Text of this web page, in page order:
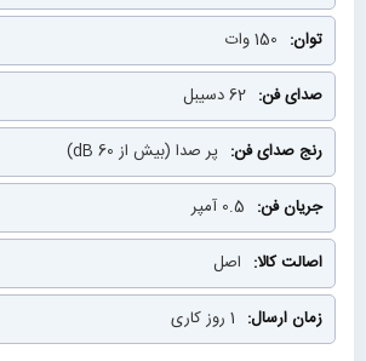
150 وات
62 دسیبل
پر صدا (بیش از 60 dB)
0.5 آمپر
اصل
1 روز کاری